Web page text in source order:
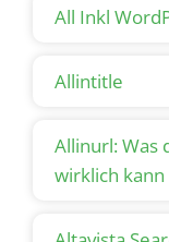
All Inkl
Allintitle
Allinurl: Was
wirklich kann